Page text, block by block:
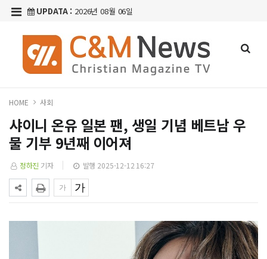
UPDATA : 2026년 08월 06일
HOME 사회
샤이니 온유 일본 팬, 생일 기념 베트남 우
물 기부 9년째 이어져
정하진 기자 발행 2025-12-12 16:27